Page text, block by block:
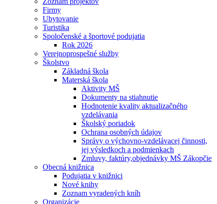
Firmy
Ubytovanie
Turistika
Spoločenské a športové podujatia
Rok 2026
Verejnoprospešné služby
Školstvo
Základná škola
Materská škola
Aktivity MŠ
Dokumenty na stiahnutie
Hodnotenie kvality aktualizačného
vzdelávania
Školský poriadok
Ochrana osobných údajov
Správy o výchovno-vzdelávacej činnosti,
jej výsledkoch a podmienkach
Zmluvy, faktúry,objednávky MŠ Zákopčie
Obecná knižnica
Podujatia v knižnici
Nové knihy
Zoznam vyradených kníh
Organizácie